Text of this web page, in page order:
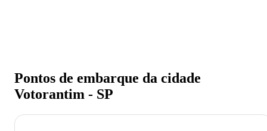
Pontos de embarque da cidade
Votorantim - SP